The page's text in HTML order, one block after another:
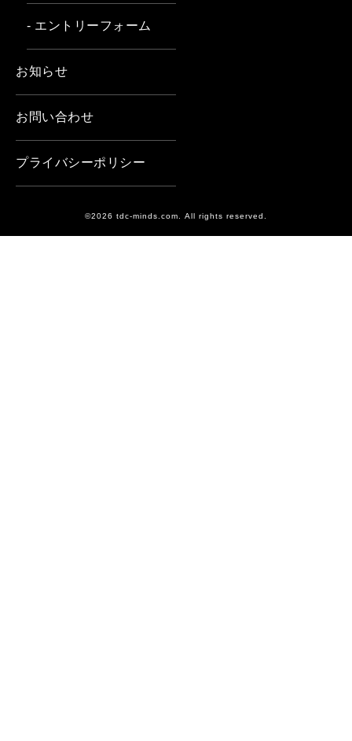
- エントリーフォーム
お知らせ
お問い合わせ
プライバシーポリシー
©2026 tdc-minds.com. All rights reserved.